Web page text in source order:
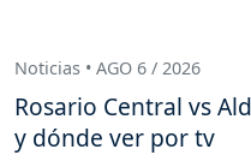
Noticias • AGO 6 / 2026
Rosario Central vs
y dónde ver por tv